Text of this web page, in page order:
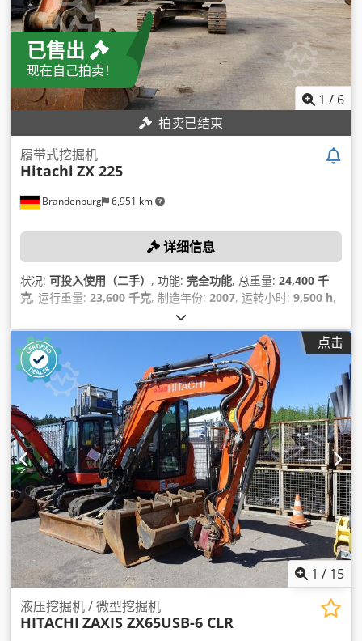
已售出
现在自己拍卖！
1 / 6
拍卖已结束
Brandenburg 6,951 km
履带式挖掘机
Hitachi ZX 225
详细信息
状况: 可投入使用（二手） , 功能: 完全功能, 总重量: 24,400 千
克, 运行重量: 23,600 千克, 制造年份: 2007, 运转小时: 9,500 h,
, 臂展:
HCMBFH00T00201484,
点击
1 / 15
液压挖掘机 / 微型挖掘机
HITACHI ZAXIS ZX65USB-6 CLR